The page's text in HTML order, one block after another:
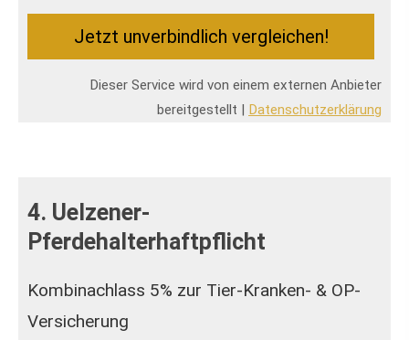
Jetzt unverbindlich ver­gleichen!
Dieser Service wird von einem externen Anbieter
bereitgestellt | Datenschutzerklärung
4. Uelzener-
Pferdehalterhaftpflicht
Kombinachlass 5% zur Tier-Kranken- & OP-
Versicherung